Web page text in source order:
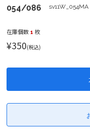
054/086
sv11W_054MA
在庫個数 1 枚
¥350(税込)